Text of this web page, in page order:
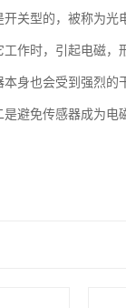
关型的，被称为
作时，引起电磁
身也会受到强烈
避免传感器成为电